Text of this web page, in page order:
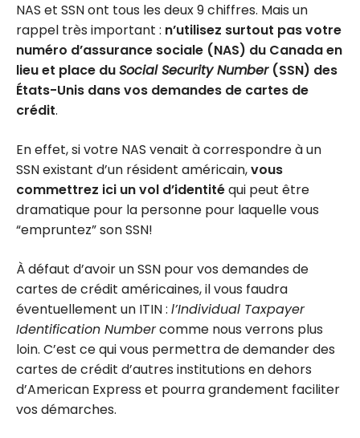
NAS et SSN ont tous les deux 9 chiffres. Mais un
rappel très important : n’utilisez surtout pas votre
numéro d’assurance sociale (NAS) du Canada en
lieu et place duSocial Security Number(SSN) des
États-Unis dans vos demandes de cartes de
crédit.
En effet, si votre NAS venait à correspondre à un
SSN existant d’un résident américain,vous
commettrez ici un vol d’identitéqui peut être
dramatique pour la personne pour laquelle vous
“empruntez” son SSN!
À défaut d’avoir un SSN pour vos demandes de
cartes de crédit américaines, il vous faudra
éventuellement un ITIN : l’Individual Taxpayer
Identification Numbercomme nous verrons plus
loin. C’est ce qui vous permettra de demander des
cartes de crédit d’autres institutions en dehors
d’American Express et pourra grandement faciliter
vos démarches.